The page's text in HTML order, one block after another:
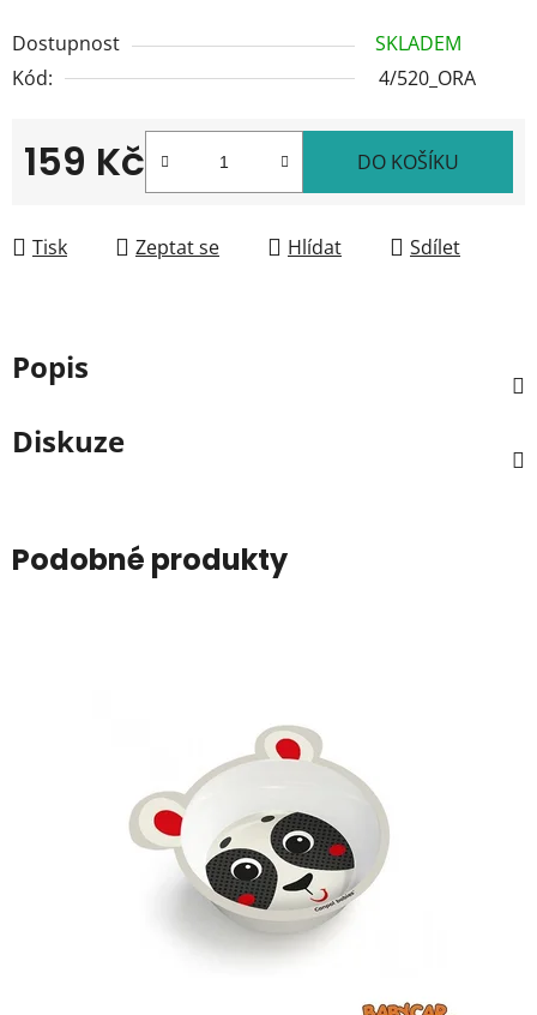
Dostupnost
SKLADEM
Kód:
4/520_ORA
159 Kč DO KOŠÍKU
Tisk Zeptat se Hlídat Sdílet
Popis
Diskuze
Podobné produkty